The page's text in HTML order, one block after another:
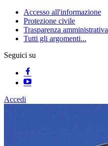
Accesso all'informazione
Protezione civile
Trasparenza amministrativa
Tutti gli argomenti...
Seguici su
Accedi